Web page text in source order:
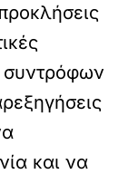
συντρόφων
και να